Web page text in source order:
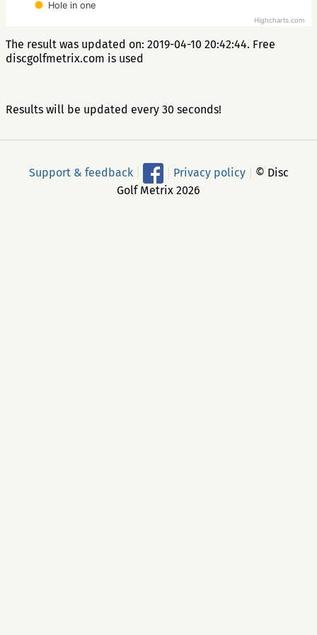
Hole in one
Highcharts.com
The result was updated on: 2019-04-10 20:42:44. Free
discgolfmetrix.com is used
Results will be updated every 30 seconds!
Support & feedback Privacy policy
© Disc
Golf Metrix 2026